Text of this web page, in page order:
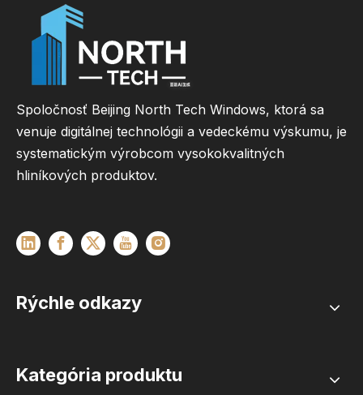
Spoločnosť Beijing North Tech Windows, ktorá sa
venuje digitálnej technológii a vedeckému výskumu, je
systematickým výrobcom vysokokvalitných
hliníkových produktov.
Rýchle odkazy
Kategória produktu